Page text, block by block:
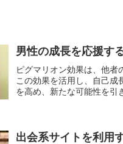
男性の成長を応援す
ピグマリオン効果は、他者
この効果を活用し、自己成
を高め、新たな可能性を引
出会系サイトを利用